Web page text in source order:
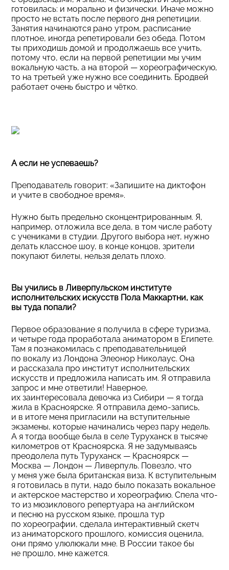
готовилась: и морально и физически. Иначе можно
просто не встать после первого дня репетиции.
Занятия начинаются рано утром, расписание
плотное, иногда репетировали без обеда. Потом
ты приходишь домой и продолжаешь все учить,
потому что, если на первой репетиции мы учим
вокальную часть, а на второй — хореографическую,
то на третьей уже нужно все соединить. Бродвей
работает очень быстро и чётко.
А если не успеваешь?
Преподаватель говорит: «Запишите на диктофон
и учите в свободное время».
Нужно быть предельно сконцентрированным. Я,
например, отложила все дела, в том числе работу
с учениками в студии. Другого выбора нет, нужно
делать классное шоу, в конце концов, зрители
покупают билеты, нельзя делать плохо.
Вы учились в Ливерпульском институте
исполнительских искусств Пола Маккартни, как
вы туда попали?
Первое образование я получила в сфере туризма,
и четыре года проработала аниматором в Египете.
Там я познакомилась с преподавательницей
по вокалу из Лондона Элеонор Николаус. Она
и рассказала про институт исполнительских
искусств и предложила написать им. Я отправила
запрос и мне ответили! Наверное,
их заинтересовала девочка из Сибири — я тогда
жила в Красноярске. Я отправила демо-запись,
и в итоге меня пригласили на вступительные
экзамены, которые начинались через пару недель.
А я тогда вообще была в селе Туруханск в тысяче
километров от Красноярска. Я не задумываясь
преодолела путь Туруханск — Красноярск —
Москва — Лондон — Ливерпуль. Повезло, что
у меня уже была британская виза. К вступительным
я готовилась в пути, надо было показать вокальное
и актерское мастерство и хореографию. Спела что-
то из мюзиклового репертуара на английском
и песню на русском языке, прошла тур
по хореографии, сделала интерактивный скетч
из аниматорского прошлого, комиссия оценила,
они прямо улюлюкали мне. В России такое бы
не прошло, мне кажется.